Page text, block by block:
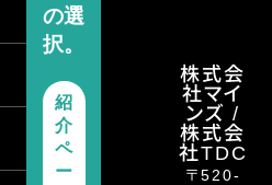
株式会
社マイ
ンズ /
株式会
社TDC
〒520-
の選
択。
紹
介
ペ
ー